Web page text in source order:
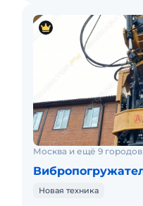
Москва и ещё 9 городов
Новая техника